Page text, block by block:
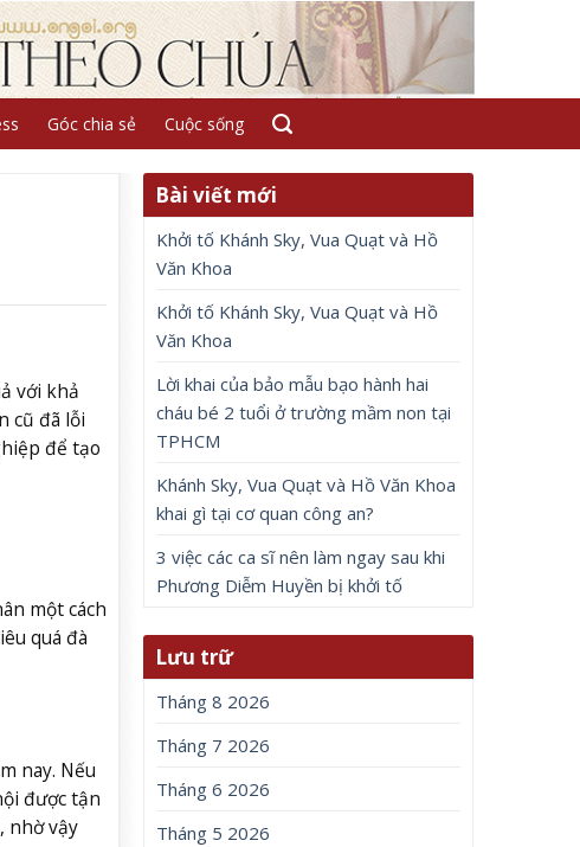
Góc chia sẻ Cuộc sống
với khả
cũ đã lỗi
để tạo
một cách
quá đà
nay. Nếu
được tận
nhờ vậy
Bài viết mới
Khởi tố Khánh Sky, Vua Quạt và Hồ
Văn Khoa
Khởi tố Khánh Sky, Vua Quạt và Hồ
Văn Khoa
Lời khai của bảo mẫu bạo hành hai
cháu bé 2 tuổi ở trường mầm non tại
TPHCM
Khánh Sky, Vua Quạt và Hồ Văn Khoa
khai gì tại cơ quan công an?
3 việc các ca sĩ nên làm ngay sau khi
Phương Diễm Huyền bị khởi tố
Lưu trữ
Tháng 8 2026
Tháng 7 2026
Tháng 6 2026
Tháng 5 2026